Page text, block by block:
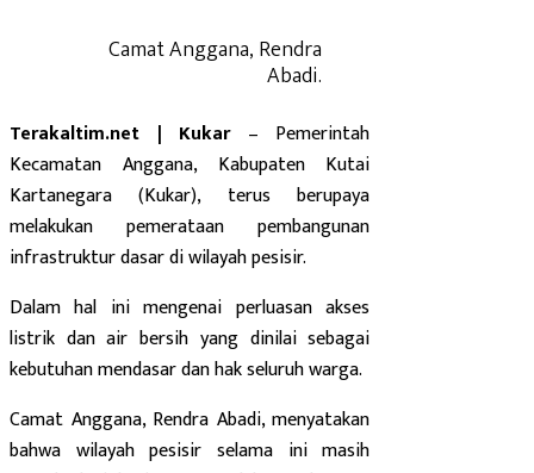
Camat Anggana, Rendra
Abadi.
Terakaltim.net | Kukar – Pemerintah
Kecamatan Anggana, Kabupaten Kutai
Kartanegara (Kukar), terus berupaya
melakukan pemerataan pembangunan
infrastruktur dasar di wilayah pesisir.
Dalam hal ini mengenai perluasan akses
listrik dan air bersih yang dinilai sebagai
kebutuhan mendasar dan hak seluruh warga.
Camat Anggana, Rendra Abadi, menyatakan
bahwa wilayah pesisir selama ini masih